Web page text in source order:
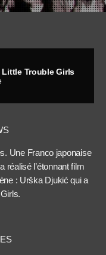
Trouble Girls
Une Franco japonaise
réalisé l’étonnant film
: Urška Djukić qui a